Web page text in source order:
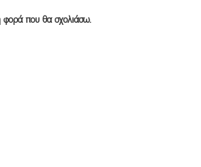
φορά που θα σχολιάσω.